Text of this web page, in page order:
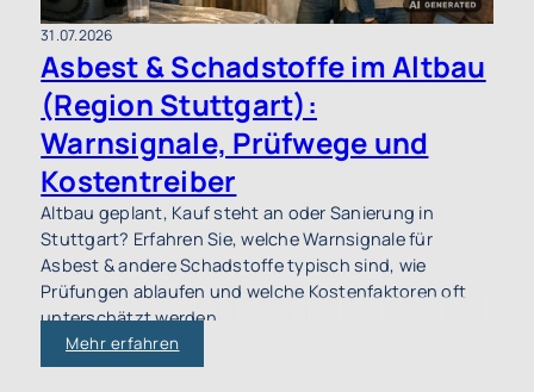
31.07.2026
Asbest & Schadstoffe im Altbau
(Region Stuttgart):
Warnsignale, Prüfwege und
Kostentreiber
Altbau geplant, Kauf steht an oder Sanierung in
Stuttgart? Erfahren Sie, welche Warnsignale für
Asbest & andere Schadstoffe typisch sind, wie
Prüfungen ablaufen und welche Kostenfaktoren oft
unterschätzt werden.
Mehr erfahren